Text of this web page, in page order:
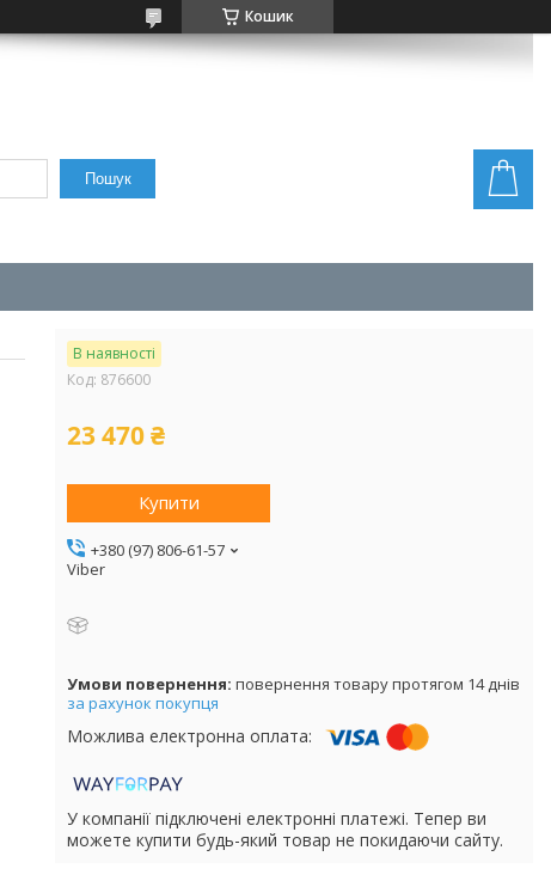
Кошик
Пошук
В наявності
Код: 876600
23 470 ₴
Купити
+380 (97) 806-61-57
Viber
повернення товару протягом 14 днів
за рахунок покупця
У компанії підключені електронні платежі. Тепер ви
можете купити будь-який товар не покидаючи сайту.